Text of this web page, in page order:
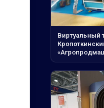
Виртуальный